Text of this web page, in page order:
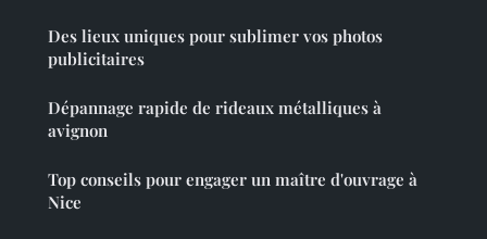
Des lieux uniques pour sublimer vos photos
publicitaires
Dépannage rapide de rideaux métalliques à
avignon
Top conseils pour engager un maître d'ouvrage à
Nice